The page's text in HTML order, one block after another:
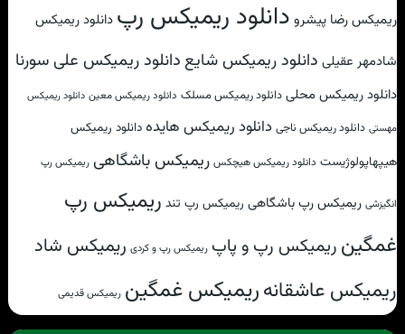
ریمیکس رضا پیشرو دانلود ریمیکس رپ دانلود ریمیکس
شادمهر عقیلی دانلود ریمیکس شایع دانلود ریمیکس علی سورنا
دانلود ریمیکس محلی دانلود ریمیکس مسلک دانلود ریمیکس معین دانلود ریمیکس
مهستی دانلود ریمیکس ناجی دانلود ریمیکس هایدهدانلود ریمیکس
هیپهاپولوژیست دانلود ریمیکس هیچکس ریمیکس باشگاهی ریمیکس رپ
انگیزشی ریمیکس رپ باشگاهی ریمیکس رپ تند ریمیکس رپ
غمگین ریمیکس رپ و پاپ ریمیکس رپ و کردی ریمیکس شاد
ریمیکس عاشقانهریمیکس غمگین ریمیکس قدیمی